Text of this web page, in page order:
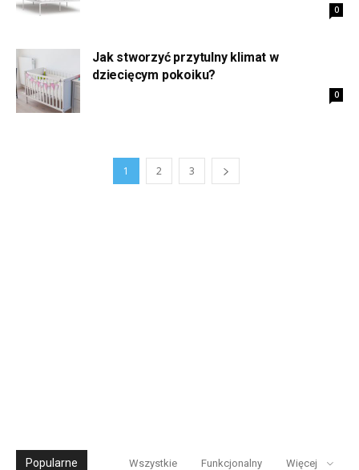
0
Jak stworzyć przytulny klimat w
dziecięcym pokoiku?
0
1 2 3
Popularne Wszystkie Funkcjonalny Więcej